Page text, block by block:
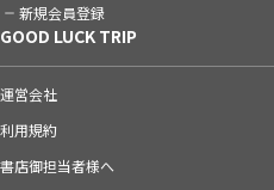
新規会員登録
GOOD LUCK TRIP
運営会社
利用規約
書店御担当者様へ